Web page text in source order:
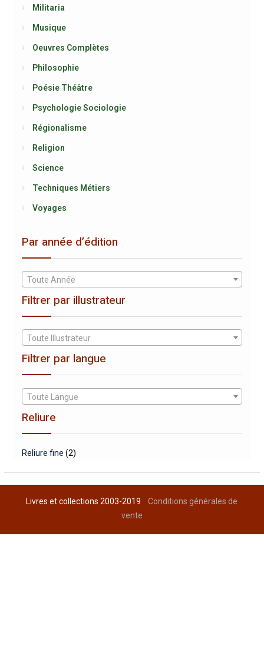
Militaria
Musique
Oeuvres Complètes
Philosophie
Poésie Théâtre
Psychologie Sociologie
Régionalisme
Religion
Science
Techniques Métiers
Voyages
Par année d’édition
Toute Année
Filtrer par illustrateur
Toute Illustrateur
Filtrer par langue
Toute Langue
Reliure
Reliure fine (2)
Livres et collections 2003-2019Conditions générales de
vente